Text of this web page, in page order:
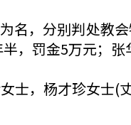
，分别判处教会
，罚金5万元；张
士，杨才珍女士(